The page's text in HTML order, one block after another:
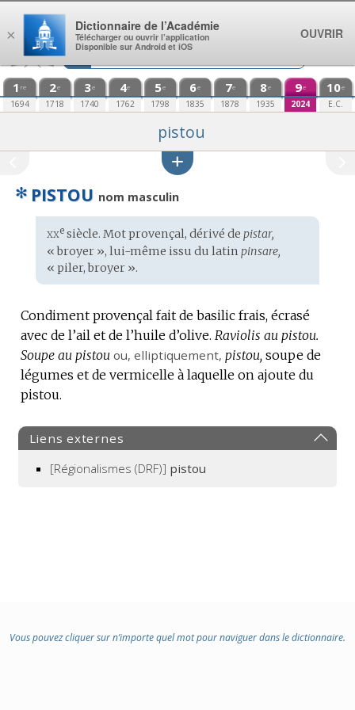
Aller au contenu
1 re
1694
2e
1718
3e
1740
4e
1762
5e
1798
6e
1835
7e
1878
8e
1935
9e
2024
10e
E.C.
pistou
✻ PISTOU nom masculin
Étymologie
:
xxesiècle. Motprovençal, dérivé de pistar,
« broyer », lui-même issu du latin pinsare,
« piler, broyer ».
Condiment provençal fait de basilic frais, écrasé
avec de l’ail et de l’huile d’olive. Raviolis au pistou.
Soupe au pistou ou, elliptiquement, pistou, soupe de
légumes et de vermicelle à laquelle on ajoute du
pistou.
Liens externes
[Régionalismes (DRF)] pistou
Vous pouvez cliquer sur n’importe quel mot pour naviguer dans le dictionnaire.
×
Dictionnaire de l’Académie
Télécharger ou ouvrir l’application
Disponible sur Android et iOS
OUVRIR